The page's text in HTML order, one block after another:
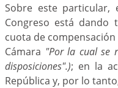
Sobre este particular,
Congreso está dando
cuota de compensación
Cámara "Por la cual se
disposiciones".); en la
República y, por lo